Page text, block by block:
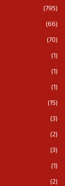
(795)
(66)
(70)
(1)
(1)
(1)
(15)
(3)
(2)
(3)
(1)
(2)